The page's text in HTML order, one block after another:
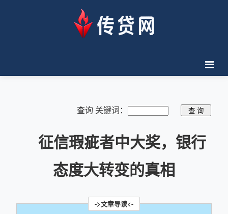
查询 关键词：
征信瑕疵者中大奖，银行
态度大转变的真相